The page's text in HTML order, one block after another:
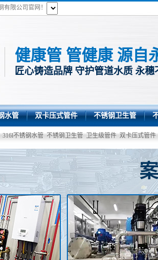
限公司官网！
健康管 管健康 源自
匠心铸造品牌 守护管道水质 永穗
水管 双卡压式管件 不锈钢卫生管
316l不锈钢水管 不锈钢卫生管 卫生级管件 双卡压式管件